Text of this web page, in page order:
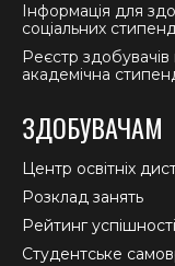
Інформація для
соціальних
Реєстр
академічна
ЗДОБУВАЧАМ
Центр освітніх
Розклад занять
Рейтинг успішності
Студентське